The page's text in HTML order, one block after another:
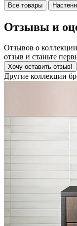
Все товары
Отзывы и
Отзывов о
отзыв и станьте
Хочу оставить отзыв!
Другие коллекции